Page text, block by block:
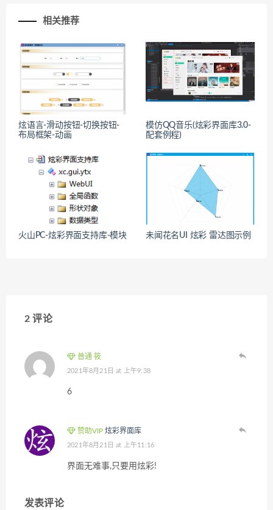
相关推荐
炫语言-滑动按钮-切换按钮-
布局框架-动画
模仿QQ音乐(炫彩界面库3.0-
配套例程)
火山PC-炫彩界面支持库-模块 未闻花名UI 炫彩 雷达图示例
2 评论
普通 筱
2021年8月21日 at 上午9:38
6
赞助VIP 炫彩界面库
2021年8月21日 at 上午11:16
界面无难事,只要用炫彩!
发表评论